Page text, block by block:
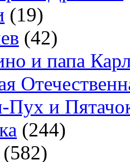
(19)
(42)
и папа
Пух и
(244)
(582)